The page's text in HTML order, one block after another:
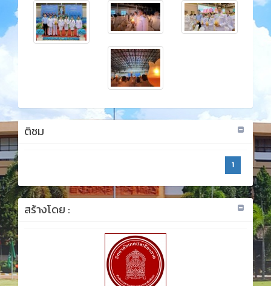
ติชม
1
สร้างโดย :